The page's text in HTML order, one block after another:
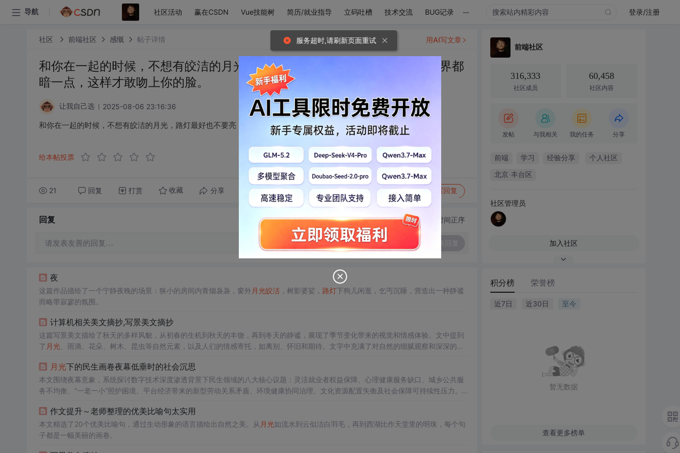
导航 社区活动 赢在CSDN Vue技能树 简历/就业指导 立码吐槽 技术交流 BUG记录 ... 登录/注册
社区 前端社区 感慨 帖子详情
和你在一起的时候，不想有皎洁的月光，路灯最好也不要亮，巴不得整个世界都
暗一点，这样才敢吻上你的脸。
让我自己选 2025-08-06 23:16:36
和你在一起的时候，不想有皎洁的月光，路灯最好也不要亮，巴不得整个世界都暗一点，这样才敢吻上你的脸。
给本帖投票
21 回复 打赏 收藏 分享 转发到动态 举报 写回复
用AI写文章
回复 切换为时间正序
请发表友善的回复…
夜
这篇作品描绘了一个宁静夜晚的场景：狭小的房间内青烟袅袅，窗外 月光皎洁，树影婆娑， 路灯下狗儿闲逛，乞丐沉睡，营造出一种静谧
而略带寂寥的氛围。
计算机相关美文摘抄,写景美文摘抄
这篇写景美文描绘了秋天的多样风貌，从初春的生机到秋天的丰饶，再到冬天的静谧，展现了季节变化带来的视觉和情感体验。文中提到
了 月光、雨滴、花朵、树木、昆虫等自然元素，以及人们的情感寄托，如离别、怀旧和期待。文字中充满了对自然的细腻观察和深深的情
月光下的民生画卷夜幕低垂时的社会沉思
本文围绕夜幕意象，系统探讨数字技术深度渗透背景下民生领域的八大核心议题：灵活就业者权益保障、心理健康服务缺口、城乡公共服
务不均衡、“一老一小”照护困境、平台经济带来的新型劳动关系矛盾、环境健康协同治理、文化资源配置失衡及社会保障可持续性压力。重
作文提升～老师整理的优美比喻句太实用
本文精选了20个优美比喻句，通过生动形象的语言描绘出自然之美。从 月光如流水到云似洁白羽毛，再到西湖比作天堂里的明珠，每个句
子都是一幅美丽的画卷。
前端社区
316,333
社区成员
60,458
社区内容
发帖 与我相关 我的任务 分享
前端 学习 经验分享 个人社区
北京·丰台区
社区管理员
加入社区
积分榜 荣誉榜
近7日 近30日 至今
暂无数据
查看更多榜单
服务超时,请刷新页面重试